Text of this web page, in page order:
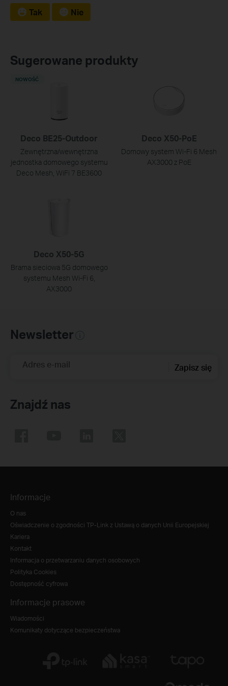
Tak Nie
Sugerowane produkty
Deco BE25-Outdoor
Zewnętrzna/wewnętrzna
jednostka domowego systemu
Deco Mesh, WiFi 7 BE3600
NOWOŚĆ
Deco X50-PoE
Domowy system Wi-Fi 6 Mesh
AX3000 z PoE
Deco X50-5G
Brama sieciowa 5G domowego
systemu Mesh Wi-Fi 6,
AX3000
Newsletter
Adres e-mail Zapisz się
Znajdź nas
Informacje
O nas
Oświadczenie o zgodności TP-Link z Ustawą o danych Unii Europejskiej
Kariera
Kontakt
Informacja o przetwarzaniu danych osobowych
Polityka Cookies
Dostępność cyfrowa
Informacje prasowe
Wiadomości
Komunikaty dotyczące bezpieczeństwa